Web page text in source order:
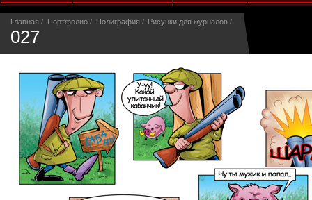
Главная Портфолио Полиграфия Рисунки для журналов
027